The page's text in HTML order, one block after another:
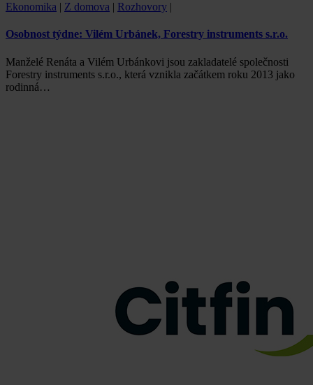
Ekonomika | Z domova | Rozhovory |
Osobnost týdne: Vilém Urbánek, Forestry instruments s.r.o.
Manželé Renáta a Vilém Urbánkovi jsou zakladatelé společnosti
Forestry instruments s.r.o., která vznikla začátkem roku 2013 jako
rodinná…